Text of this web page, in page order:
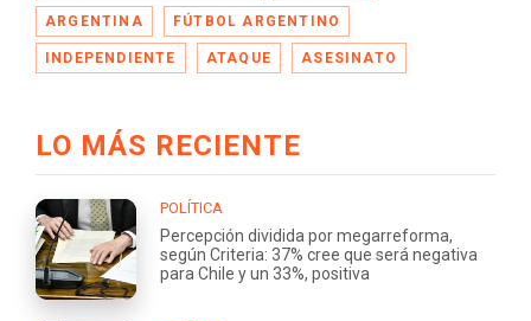
ARGENTINA FÚTBOL ARGENTINO
INDEPENDIENTE ATAQUE ASESINATO
LO MÁS RECIENTE
POLÍTICA
Percepción dividida por megarreforma,
según Criteria: 37% cree que será negativa
para Chile y un 33%, positiva